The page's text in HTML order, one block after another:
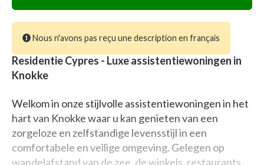
Nous n'avons pas reçu une description en français
Residentie Cypres - Luxe assistentiewoningen in
Knokke
Welkom in onze stijlvolle assistentiewoningen in het
hart van Knokke waar u kan genieten van een
zorgeloze en zelfstandige levensstijl in een
comfortabele en veilige omgeving. Gelegen op
wandelafstand van de zee, de winkels, restaurants,